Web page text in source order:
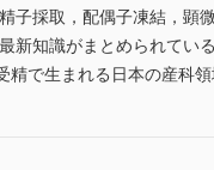
子採取，配偶子凍結，顕
新知識がまとめられている
精で生まれる日本の産科